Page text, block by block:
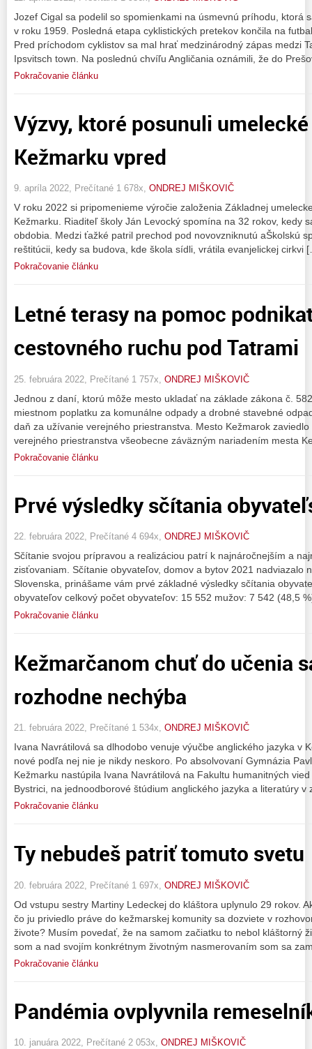
Jozef Cigal sa podelil so spomienkami na úsmevnú príhodu, ktorá
v roku 1959. Posledná etapa cyklistických pretekov končila na
Pred príchodom cyklistov sa mal hrať medzinárodný zápas medzi
Ipsvitsch town. Na poslednú chvíľu Angličania oznámili, že do
Pokračovanie článku
Výzvy, ktoré posunuli
Kežmarku vpred
9. apríla 2022, Prečítané 1 678x, ONDREJ MIŠKOVIČ
V roku 2022 si pripomenieme výročie založenia Základnej
Kežmarku. Riaditeľ školy Ján Levocký spomína na 32 rokov, kedy
obdobia. Medzi ťažké patril prechod pod novovzniknutú aŠkolskú
reštitúcii, kedy sa budova, kde škola sídli, vrátila evanjelickej cirkvi
Pokračovanie článku
Letné terasy na pomoc
cestovného ruchu pod Tatrami
25. februára 2022, Prečítané 1 757x, ONDREJ MIŠKOVIČ
Jednou z daní, ktorú môže mesto ukladať na základe zákona č.
miestnom poplatku za komunálne odpady a drobné stavebné
daň za užívanie verejného priestranstva. Mesto Kežmarok
verejného priestranstva všeobecne záväzným nariadením mesta
Pokračovanie článku
Prvé výsledky sčítania
22. februára 2022, Prečítané 4 694x, ONDREJ MIŠKOVIČ
Sčítanie svojou prípravou a realizáciou patrí k najnáročnejším a
zisťovaniam. Sčítanie obyvateľov, domov a bytov 2021 nadviazalo
Slovenska, prinášame vám prvé základné výsledky sčítania
obyvateľov celkový počet obyvateľov: 15 552 mužov: 7 542 (48,5
Pokračovanie článku
Kežmarčanom chuť do učenia
rozhodne nechýba
21. februára 2022, Prečítané 1 534x, ONDREJ MIŠKOVIČ
Ivana Navrátilová sa dlhodobo venuje výučbe anglického jazyka v
nové podľa nej nie je nikdy neskoro. Po absolvovaní Gymnázia
Kežmarku nastúpila Ivana Navrátilová na Fakultu humanitných
Bystrici, na jednoodborové štúdium anglického jazyka a literatúry
Pokračovanie článku
Ty nebudeš patriť tomuto svetu
20. februára 2022, Prečítané 1 697x, ONDREJ MIŠKOVIČ
Od vstupu sestry Martiny Ledeckej do kláštora uplynulo 29 rokov.
čo ju priviedlo práve do kežmarskej komunity sa dozviete v
živote? Musím povedať, že na samom začiatku to nebol kláštorný
som a nad svojím konkrétnym životným nasmerovaním som sa
Pokračovanie článku
Pandémia ovplyvnila
10. januára 2022, Prečítané 2 053x, ONDREJ MIŠKOVIČ